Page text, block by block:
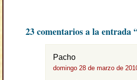
23 comentarios a la entrada
Pacho
domingo 28 de marzo de